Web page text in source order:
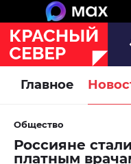
Главное
Общество
Россияне
платным